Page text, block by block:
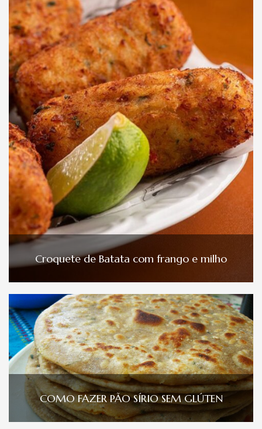
Croquete de Batata com frango e milho
COMO FAZER PÃO SÍRIO SEM GLÚTEN